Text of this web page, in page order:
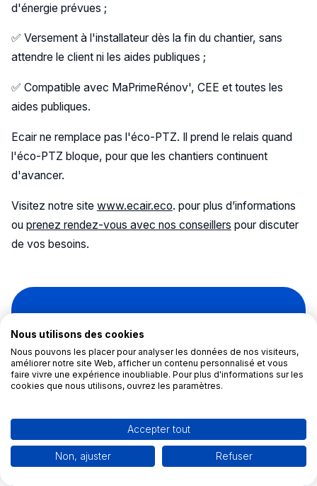
d'énergie prévues ;
✅ Versement à l'installateur dès la fin du chantier, sans
attendre le client ni les aides publiques ;
✅ Compatible avec MaPrimeRénov', CEE et toutes les
aides publiques.
Ecair ne remplace pas l'éco-PTZ. Il prend le relais quand
l'éco-PTZ bloque, pour que les chantiers continuent
d'avancer.
Visitez notre site www.ecair.eco. pour plus d’informations
ou prenez rendez-vous avec nos conseillers pour discuter
de vos besoins.
Découvrez notre
solution de
financement pour vos
d'ampleur.
Je découvre l'offre maintenant
Nous utilisons des cookies
Nous pouvons les placer pour analyser les données de nos visiteurs,
améliorer notre site Web, afficher un contenu personnalisé et vous
faire vivre une expérience inoubliable. Pour plus d'informations sur les
cookies que nous utilisons, ouvrez les paramètres.
Accepter tout
Non, ajuster Refuser